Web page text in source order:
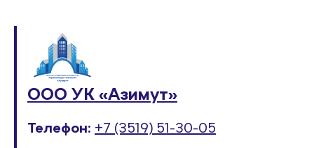
ООО УК «Азимут»
Телефон: +7 (3519) 51-30-05